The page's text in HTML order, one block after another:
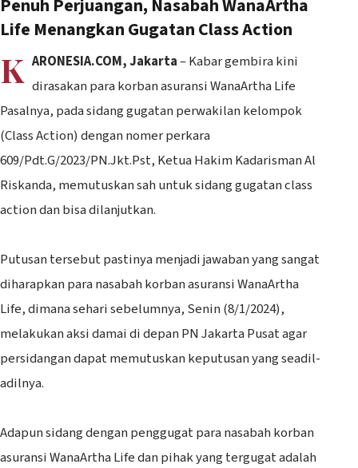
Penuh Perjuangan, Nasabah WanaArtha
Life Menangkan Gugatan Class Action
K ARONESIA.COM, Jakarta– Kabar gembira kini
dirasakan para korban asuransi WanaArtha Life
Pasalnya, pada sidang gugatan perwakilan kelompok
(Class Action) dengan nomer perkara
609/Pdt.G/2023/PN.Jkt.Pst, Ketua Hakim Kadarisman Al
Riskanda, memutuskan sah untuk sidang gugatan class
action dan bisa dilanjutkan.
Putusan tersebut pastinya menjadi jawaban yang sangat
diharapkan para nasabah korban asuransi WanaArtha
Life, dimana sehari sebelumnya, Senin (8/1/2024),
melakukan aksi damai di depan PN Jakarta Pusat agar
persidangan dapat memutuskan keputusan yang seadil-
adilnya.
Adapun sidang dengan penggugat para nasabah korban
asuransi WanaArtha Life dan pihak yang tergugat adalah